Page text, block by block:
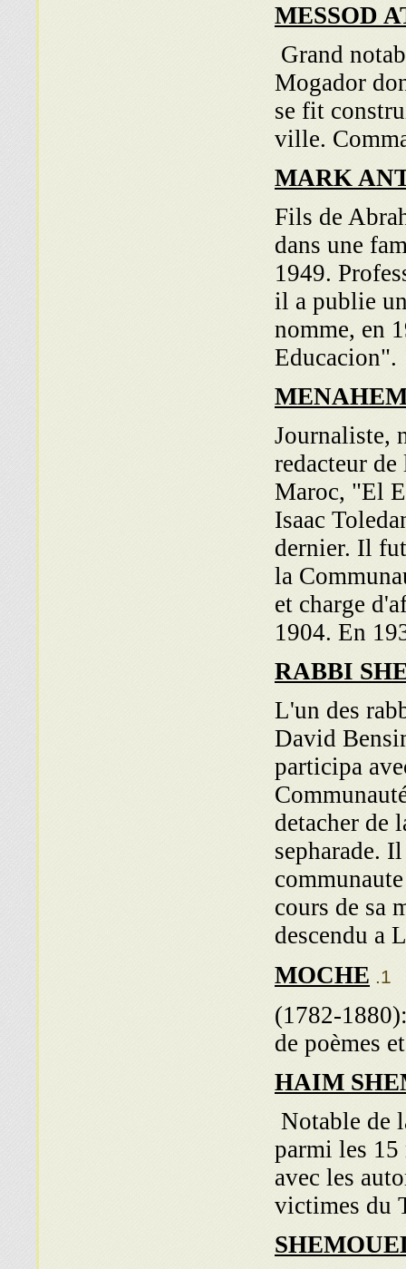
MESSOD
Grand
Mogador
se fit
ville.
MARK
Fils de
dans une
1949.
il a publie
nomme, en
Educacion".
Journaliste,
redacteur
Maroc, "El
Isaac
dernier. Il
la
et charge
1904. En
RABBI
L'un des
David
participa
detacher de
sepharade.
cours de sa
descendu a
MOCHE
(1782-
de poèmes
HAIM
Notable de
parmi les 15
avec les
victimes du